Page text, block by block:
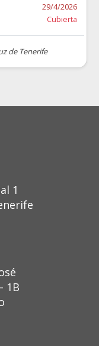
29/4/2026
Cubierta
de Tenerife
1
1B